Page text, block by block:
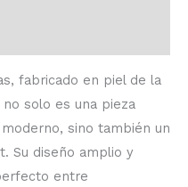
fabricado en piel de la
solo es una pieza
sino también un
Su diseño amplio y
entre